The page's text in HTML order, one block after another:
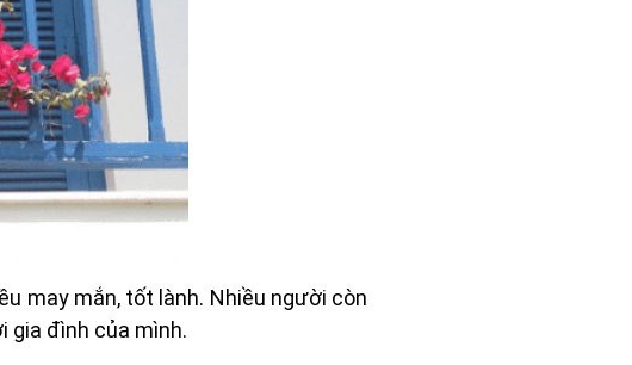
may mắn, tốt lành. Nhiều người còn
gia đình của mình.